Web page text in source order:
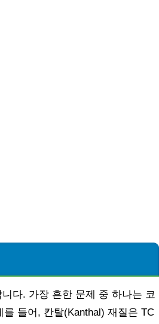
다. 가장 흔한 문제 중 하나는 코
들어, 칸탈(Kanthal) 재질은 TC